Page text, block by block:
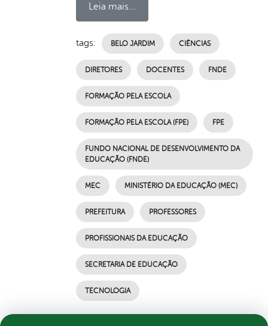
Leia mais...
tags: BELO JARDIM CIÊNCIAS
DIRETORES DOCENTES FNDE
FORMAÇÃO PELA ESCOLA
FORMAÇÃO PELA ESCOLA (FPE) FPE
FUNDO NACIONAL DE DESENVOLVIMENTO DA
EDUCAÇÃO (FNDE)
MEC MINISTÉRIO DA EDUCAÇÃO (MEC)
PREFEITURA PROFESSORES
PROFISSIONAIS DA EDUCAÇÃO
SECRETARIA DE EDUCAÇÃO
TECNOLOGIA